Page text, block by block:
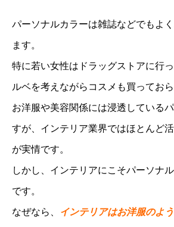
パーソナルカラーは雑誌などでもよ
ます。
特に若い女性はドラッグストアに行
ルベを考えながらコスメも買っておら
お洋服や美容関係には浸透している
すが、インテリア業界ではほとんど
が実情です。
しかし、インテリアにこそパーソナ
です。
なぜなら、 インテリアはお洋服のよ